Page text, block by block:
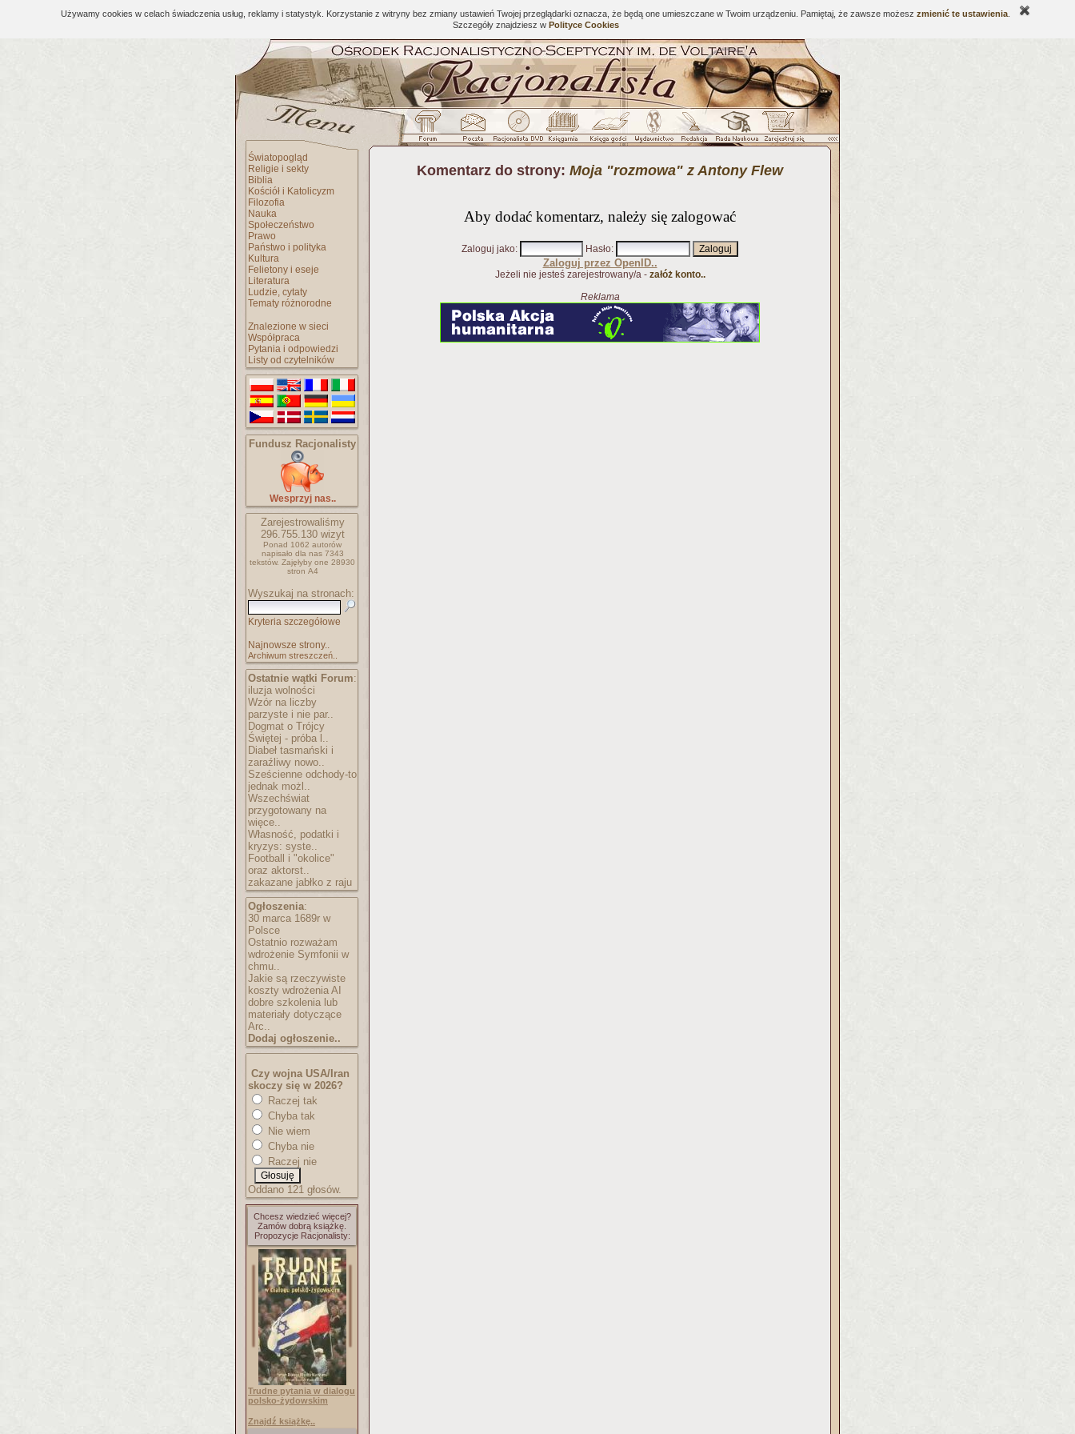
Używamy cookies w celach świadczenia usług, reklamy i statystyk. Korzystanie z witryny bez zmiany ustawień Twojej przeglądarki oznacza, że będą one umieszczane w Twoim urządzeniu. Pamiętaj, że zawsze możesz zmienić te ustawienia
Szczegóły znajdziesz w Polityce Cookies
Światopogląd
Religie i sekty
Biblia
Kościół i Katolicyzm
Filozofia
Nauka
Społeczeństwo
Prawo
Państwo i polityka
Kultura
Felietony i eseje
Literatura
Ludzie, cytaty
Tematy różnorodne
Znalezione w sieci
Współpraca
Pytania i odpowiedzi
Listy od czytelników
Fundusz Racjonalisty
Wesprzyj nas..
Zarejestrowaliśmy
296.755.130wizyt
Ponad 1062 autorów
napisało dla nas 7343
tekstów. Zajęłyby one 28930
stron A4
Wyszukaj na stronach:
Kryteria szczegółowe
Najnowsze strony..
Archiwum streszczeń..
Ostatnie wątki Forum:
iluzja wolności
Wzór na liczby
parzyste i nie par..
Dogmat o Trójcy
Świętej - próba l..
Diabeł tasmański i
zaraźliwy nowo..
Sześcienne odchody-to
jednak możl..
Wszechświat
przygotowany na
więce..
Własność, podatki i
kryzys: syste..
Football i "okolice"
oraz aktorst..
zakazane jabłko z raju
Ogłoszenia:
30 marca 1689r w
Polsce
Ostatnio rozważam
wdrożenie Symfonii w
chmu..
Jakie są rzeczywiste
koszty wdrożenia AI
dobre szkolenia lub
materiały dotyczące
Arc..
Dodaj ogłoszenie..
Czy wojna USA/Iran
skoczy się w 2026?
Raczej tak
Chyba tak
Nie wiem
Chyba nie
Raczej nie
Oddano 121 głosów.
Chcesz wiedzieć więcej?
Zamów dobrą książkę.
Propozycje Racjonalisty:
Trudne pytania w dialogu
polsko-żydowskim
Znajdź książkę..
Komentarz do strony: Moja "rozmowa" z Antony Flew
Aby dodać komentarz, należy się zalogować
Zaloguj jako: Hasło:
Zaloguj przez OpenID..
Jeżeli nie jesteś zarejestrowany/a - załóż konto..
Reklama